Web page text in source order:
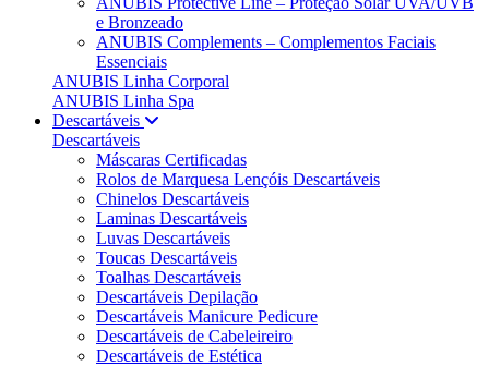
e Bronzeado
ANUBIS Complements – Complementos Faciais
Essenciais
ANUBIS Linha Corporal
ANUBIS Linha Spa
Descartáveis
Descartáveis
Máscaras Certificadas
Rolos de Marquesa Lençóis Descartáveis
Chinelos Descartáveis
Laminas Descartáveis
Luvas Descartáveis
Toucas Descartáveis
Toalhas Descartáveis
Descartáveis Depilação
Descartáveis Manicure Pedicure
Descartáveis de Cabeleireiro
Descartáveis de Estética